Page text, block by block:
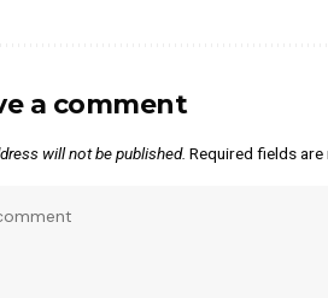
a comment
will not be published. Required fields are